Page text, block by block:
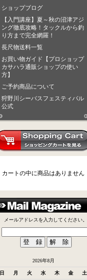
ショップブログ
【入門講座】夏～秋の沼津アジ
ング徹底攻略！タックルから釣
り方まで完全網羅！
長尺物送料一覧
お買い物ガイド【プロショップ
カサハラ通販ショップの使い
方】
ご予約商品について
狩野川シーバスフェスティバル
公式
カートの中に商品はありません
メールアドレスを入力してください。
2026年8月
日 月 火 水 木 金 土